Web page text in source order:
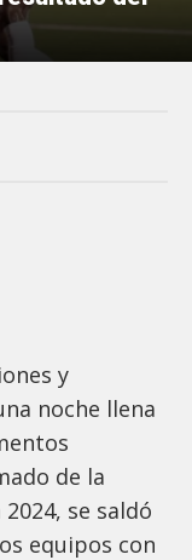
y
noche llena
de la
se saldó
equipos con